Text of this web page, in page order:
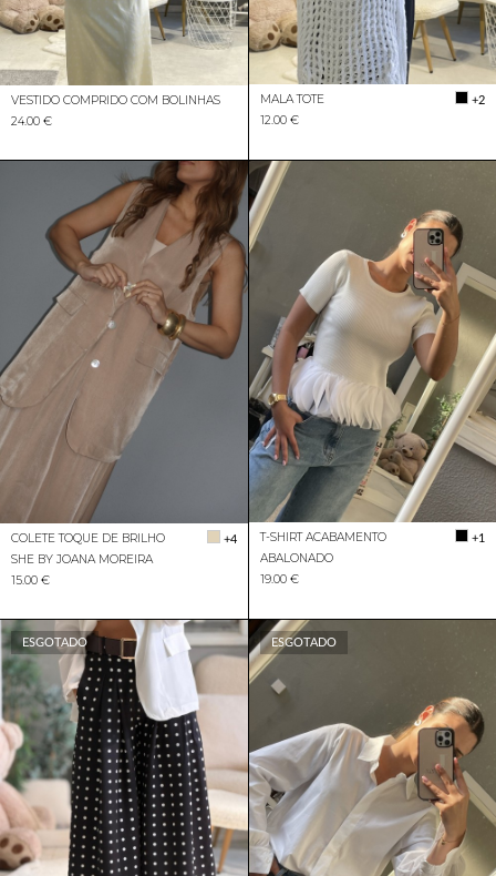
VESTIDO COMPRIDO COM BOLINHAS
24.00 €
MALA TOTE
+2
12.00 €
COLETE TOQUE DE BRILHO
SHE BY JOANA MOREIRA
+4
15.00 €
T-SHIRT ACABAMENTO
ABALONADO
+1
19.00 €
ESGOTADO ESGOTADO